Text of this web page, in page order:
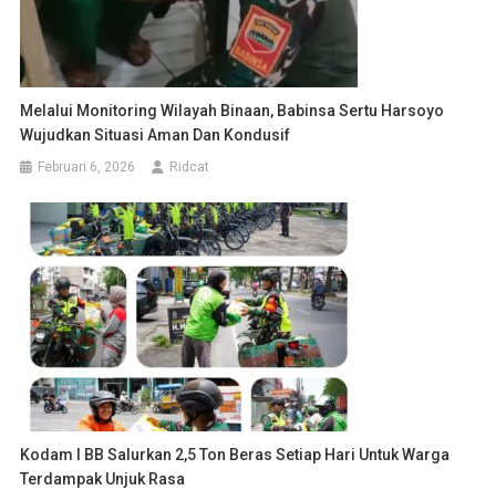
Melalui Monitoring Wilayah Binaan, Babinsa Sertu Harsoyo
Wujudkan Situasi Aman Dan Kondusif
Februari 6, 2026 Ridcat
Kodam I BB Salurkan 2,5 Ton Beras Setiap Hari Untuk Warga
Terdampak Unjuk Rasa